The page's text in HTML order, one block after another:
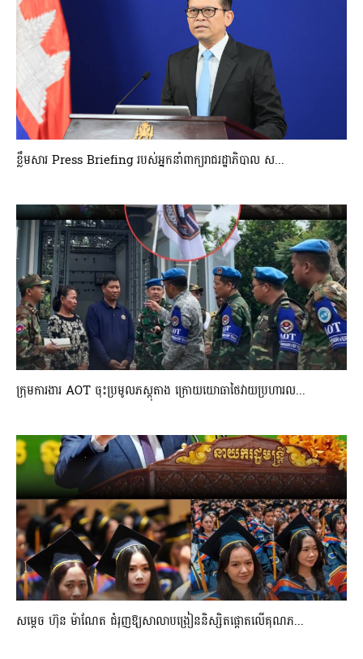
ខ្លឹមសារ Press Briefing របស់អ្នកនាំពាក្យរាជរដ្ឋាភិបាល ស...
ក្រុមការងារ AOT ចុះប្រមូលភស្តុតាង ក្រោយយោធាថៃវាយប្រហារល...
សម្តេច ហ៊ុន ម៉ាណែត ជំរុញឱ្យសាលាបង្រៀននិស្សិតផ្តោតលើគុណភ...